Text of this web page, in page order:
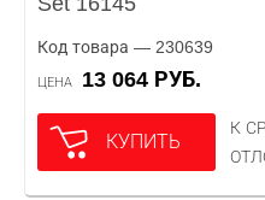
Код товара — 230639
ЦЕНА 13 064 РУБ.
КУПИТЬ
К